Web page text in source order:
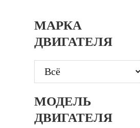
МАРКА
ДВИГАТЕЛЯ
МОДЕЛЬ
ДВИГАТЕЛЯ